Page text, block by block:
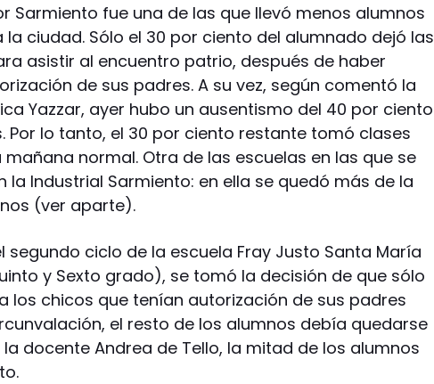
Sarmiento fue una de las que llevó menos alumnos
la ciudad. Sólo el 30 por ciento del alumnado dejó las
asistir al encuentro patrio, después de haber
de sus padres. A su vez, según comentó la
Yazzar, ayer hubo un ausentismo del 40 por ciento
Por lo tanto, el 30 por ciento restante tomó clases
normal. Otra de las escuelas en las que se
la Industrial Sarmiento: en ella se quedó más de la
(ver aparte).
segundo ciclo de la escuela Fray Justo Santa María
y Sexto grado), se tomó la decisión de que sólo
los chicos que tenían autorización de sus padres
el resto de los alumnos debía quedarse
la docente Andrea de Tello, la mitad de los alumnos